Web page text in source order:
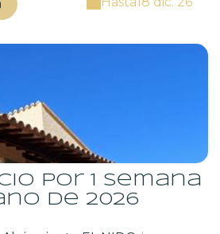
por 1 semana
de 2026